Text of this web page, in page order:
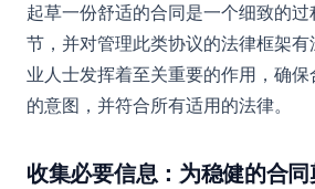
起草一份舒适的合同是一个细致的
节，并对管理此类协议的法律框架
业人士发挥着至关重要的作用，确
的意图，并符合所有适用的法律。
收集必要信息：为稳健的合